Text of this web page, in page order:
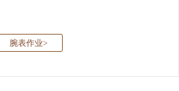
腕表作业>